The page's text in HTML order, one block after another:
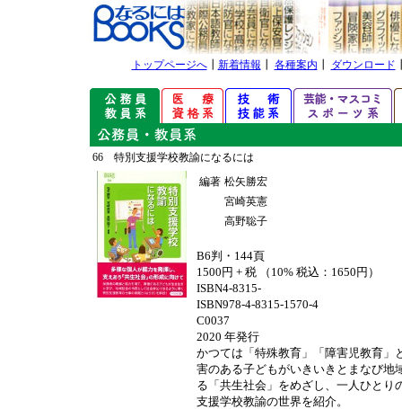
トップページへ┃ 新着情報 各種案内 ダウンロード
66 特別支援学校教諭になるには
編著 松矢勝宏
宮崎英憲
高野聡子
B6判・144頁
1500円 + 税 （10% 税込：1650円）
ISBN4-8315-
ISBN978-4-8315-1570-4
C0037
2020 年発行
かつては「特殊教育」「障害児教育」
害のある子どもがいきいきとまなび地
る「共生社会」をめざし、一人ひとり
支援学校教諭の世界を紹介。